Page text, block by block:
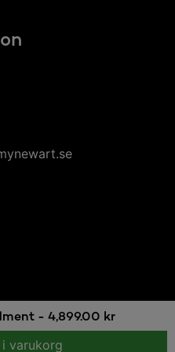
- 4,899.00 kr
varukorg